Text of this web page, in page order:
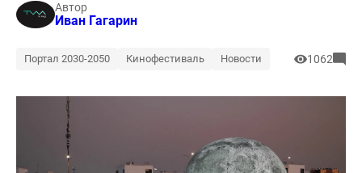
Автор
Иван Гагарин
Портал 2030-2050 Кинофестиваль Новости 1062